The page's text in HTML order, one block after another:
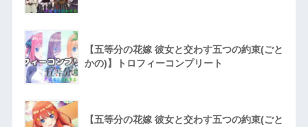
【五等分の花嫁 彼女と交わす五つの約束(ごと
かの)】トロフィーコンプリート
【五等分の花嫁 彼女と交わす五つの約束(ごと